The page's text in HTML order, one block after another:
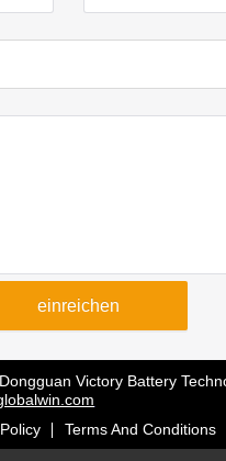
einreichen
Victory Battery
Terms And Conditions